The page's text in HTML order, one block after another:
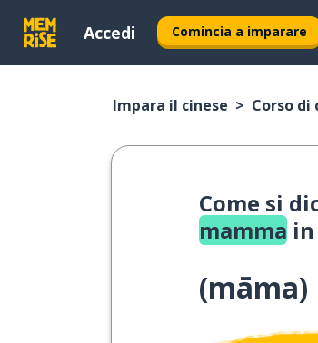
Accedi Comincia a imparare
Impara il cinese Corso di
Come si
mamma in
(māma)